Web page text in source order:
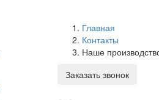
Главная
Контакты
Наше
Заказать звонок